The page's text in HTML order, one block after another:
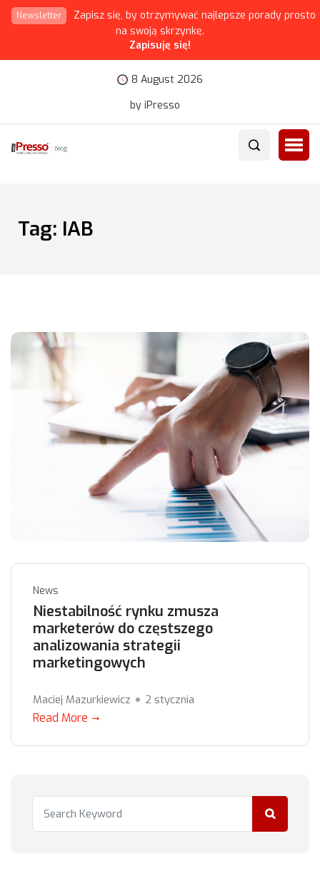
Newsletter
Zapisz się, by otrzymywać najlepsze porady prosto
na swoją skrzynkę.
Zapisuję się!
8 August 2026
by iPresso
Tag: IAB
News
Niestabilność rynku zmusza
marketerów do częstszego
analizowania strategii
marketingowych
Maciej Mazurkiewicz 2 stycznia
Read More